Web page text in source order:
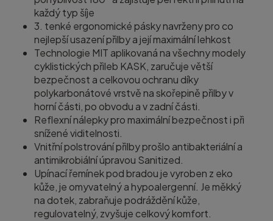
každý typ šíje
3. tenké ergonomické pásky navrženy pro co
nejlepší usazení přilby a její maximální lehkost
Technologie MIT aplikovaná na všechny modely
cyklistických přileb KASK, zaručuje větší
bezpečnost a celkovou ochranu díky
polykarbonátové vrstvě na skořepině přilby v
horní části, po obvodu a v zadní části.
Reflexní nálepky pro maximální bezpečnost i při
snížené viditelnosti.
Vnitřní polstrování přilby prošlo antibakteriální a
antimikrobiální úpravou Sanitized.
Upínací řemínek pod bradou je vyroben z eko
kůže, je omyvatelný a hypoalergenní. Je měkký
na dotek, zabraňuje podráždění kůže,
regulovatelný, zvyšuje celkový komfort.